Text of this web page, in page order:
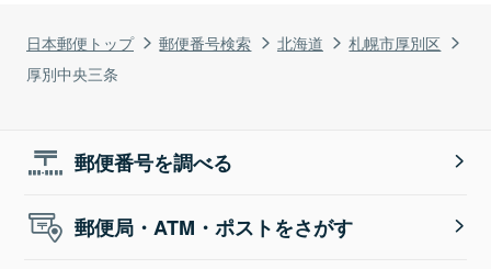
日本郵便トップ 郵便番号検索 北海道
札幌市厚別区
厚別中央三条
郵便番号を調べる
郵便局・ATM・ポストをさがす